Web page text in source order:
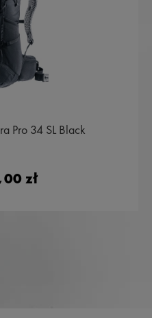
Pro 34 SL Black
zł